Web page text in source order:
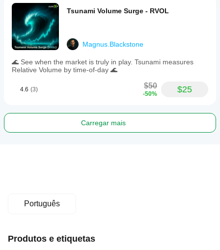
Tsunami Volume Surge - RVOL
Magnus.Blackstone
🌊 See when the market is truly in play. Tsunami measures
Relative Volume by time-of-day 🌊
4.6 (3) $50
-50% $25
Carregar mais
Português
Produtos e etiquetas